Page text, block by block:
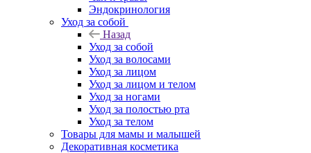
Эндокринология
Уход за собой
Назад
Уход за собой
Уход за волосами
Уход за лицом
Уход за лицом и телом
Уход за ногами
Уход за полостью рта
Уход за телом
Товары для мамы и малышей
Декоративная косметика